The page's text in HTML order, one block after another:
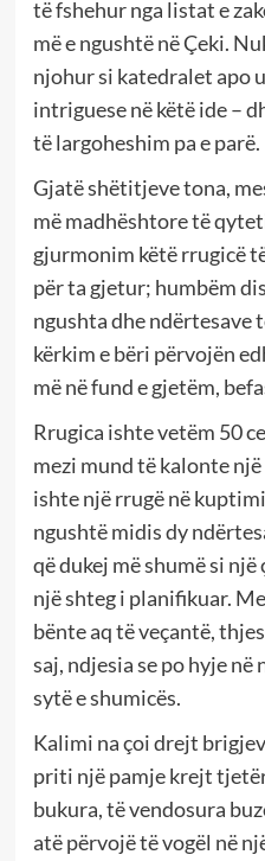
të fshehur nga listat e
më e ngushtë në Çeki.
njohur si katedralet apo
intriguese në këtë ide –
të largoheshim pa e parë.
Gjatë shëtitjeve tona,
më madhështore të
gjurmonim këtë rrugicë
për ta gjetur; humbëm
ngushta dhe ndërtesave
kërkim e bëri përvojën
më në fund e gjetëm,
Rrugica ishte vetëm 50
mezi mund të kalonte
ishte një rrugë në
ngushtë midis dy
që dukej më shumë si një
një shteg i planifikuar.
bënte aq të veçantë,
saj, ndjesia se po hyje në
sytë e shumicës.
Kalimi na çoi drejt
priti një pamje krejt
bukura, të vendosura
atë përvojë të vogël në